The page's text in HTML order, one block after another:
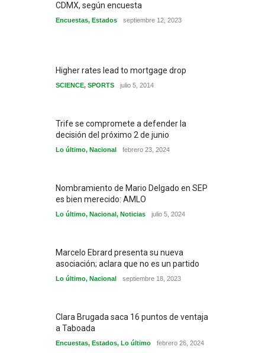
CDMX, según encuesta
Encuestas, Estados septiembre 12, 2023
Higher rates lead to mortgage drop
SCIENCE, SPORTS julio 5, 2014
Trife se compromete a defender la
decisión del próximo 2 de junio
Lo último, Nacional febrero 23, 2024
Nombramiento de Mario Delgado en SEP
es bien merecido: AMLO
Lo último, Nacional, Noticias julio 5, 2024
Marcelo Ebrard presenta su nueva
asociación; aclara que no es un partido
Lo último, Nacional septiembre 18, 2023
Clara Brugada saca 16 puntos de ventaja
a Taboada
Encuestas, Estados, Lo último febrero 26, 2024